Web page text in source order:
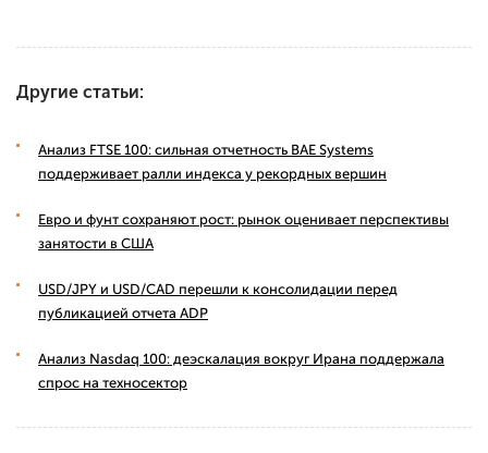
Другие статьи:
Анализ FTSE 100: сильная отчетность BAE Systems
поддерживает ралли индекса у рекордных вершин
Евро и фунт сохраняют рост: рынок оценивает перспективы
занятости в США
USD/JPY и USD/CAD перешли к консолидации перед
публикацией отчета ADP
Анализ Nasdaq 100: деэскалация вокруг Ирана поддержала
спрос на техносектор